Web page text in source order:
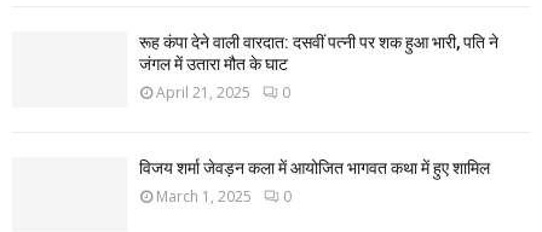
रूह कंपा देने वाली वारदात: दसवीं पत्नी पर शक हुआ भारी, पति ने
जंगल में उतारा मौत के घाट
April 21, 2025 0
विजय शर्मा जेवड़न कला में आयोजित भागवत कथा में हुए शामिल
March 1, 2025 0